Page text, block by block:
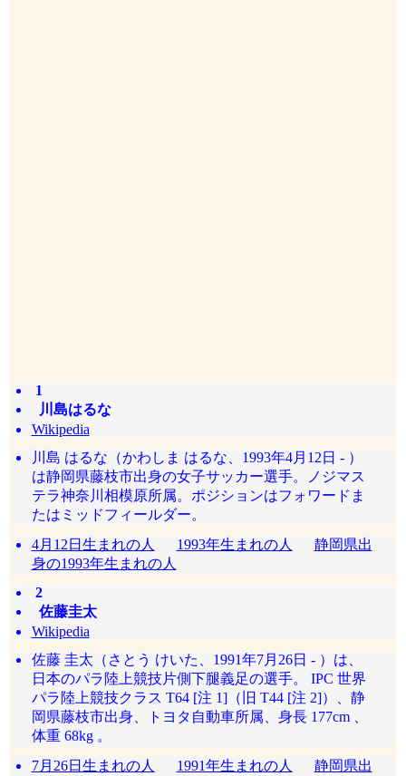
1
川島はるな
Wikipedia
川島 はるな（かわしま はるな、1993年4月12日 - ）
は静岡県藤枝市出身の女子サッカー選手。ノジマス
テラ神奈川相模原所属。ポジションはフォワードま
たはミッドフィールダー。
4月12日生まれの人
1993年生まれの人
静岡県出
身の1993年生まれの人
2
佐藤圭太
Wikipedia
佐藤 圭太（さとう けいた、1991年7月26日 - ）は、
日本のパラ陸上競技片側下腿義足の選手。 IPC 世界
パラ陸上競技クラス T64 [注 1]（旧 T44 [注 2]）、静
岡県藤枝市出身、トヨタ自動車所属、身長 177cm 、
体重 68kg 。
7月26日生まれの人
1991年生まれの人
静岡県出